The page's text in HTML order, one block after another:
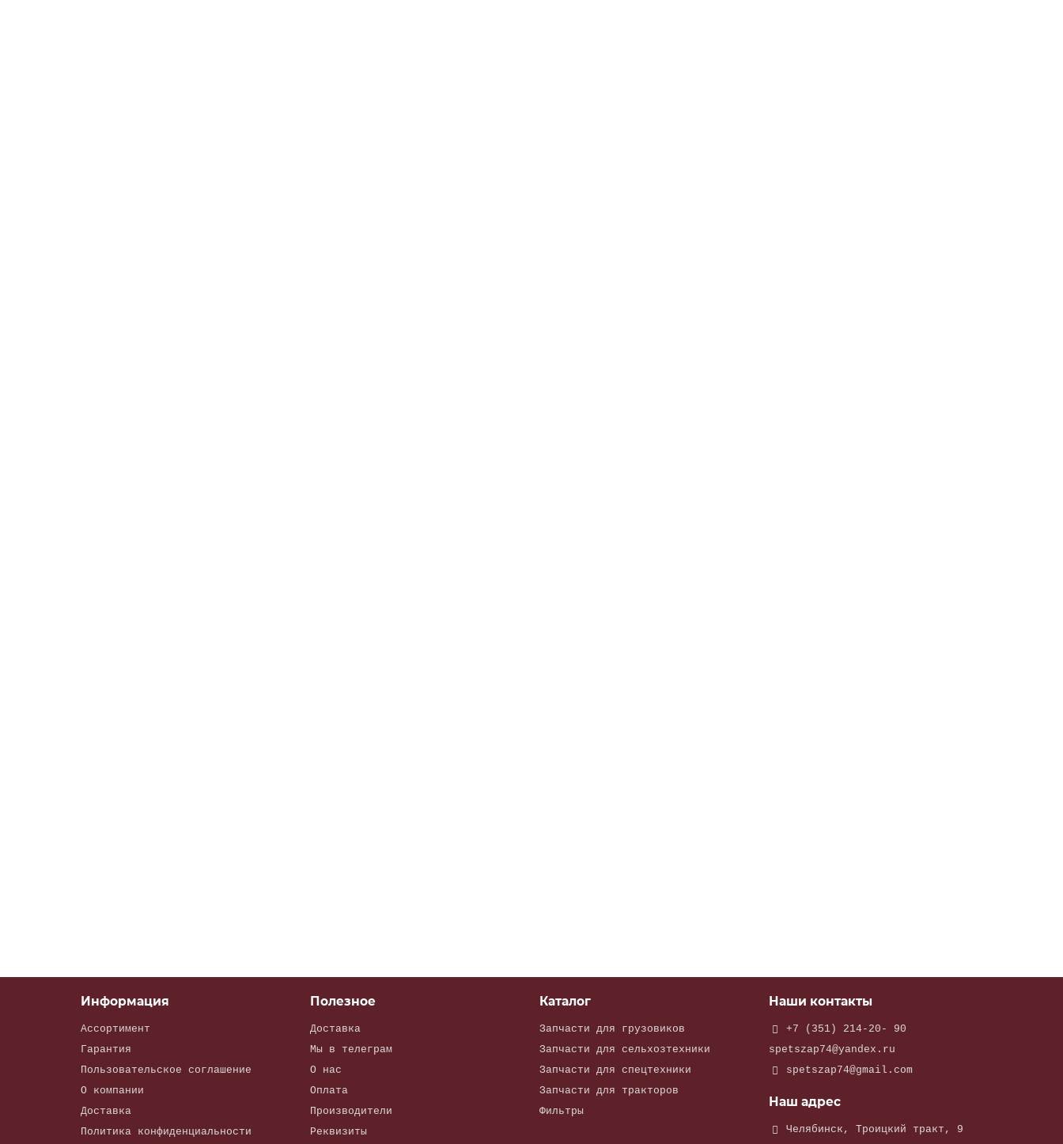
Информация
Ассортимент
Гарантия
Пользовательское соглашение
О компании
Доставка
Политика конфиденциальности
Полезное
Доставка
Мы в телеграм
О нас
Оплата
Производители
Реквизиты
Каталог
Запчасти для грузовиков
Запчасти для сельхозтехники
Запчасти для спецтехники
Запчасти для тракторов
Фильтры
Наши контакты
+7 (351) 214-20- 90
spetszap74@yandex.ru
spetszap74@gmail.com
Наш адрес
Челябинск, Троицкий тракт, 9